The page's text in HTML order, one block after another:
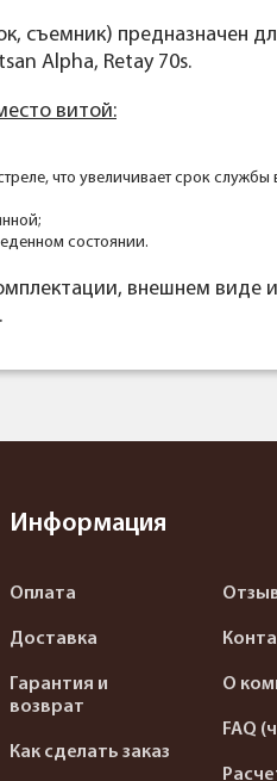
съемник) предназначен
Alpha, Retay 70s.
витой:
что увеличивает срок
состоянии.
внешнем виде
Информация
Оплата
Доставка
Гарантия и
возврат
Как сделать заказ
О
FAQ